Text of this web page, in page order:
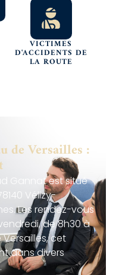
VICTIMES
D'ACCIDENTS DE
LA ROUTE
de Versailles :
Gannat est situé
Vélizy-
Les rendez-vous
de 8h30 à
cet
dans divers